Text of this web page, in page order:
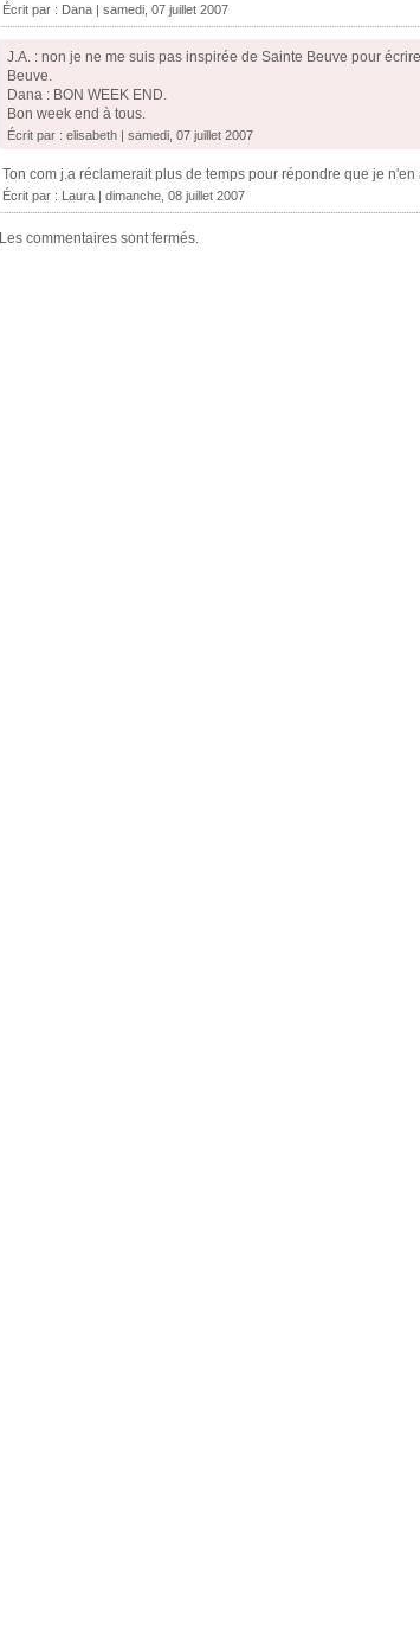
Écrit par : Dana | samedi, 07 juillet 2007
J.A. : non je ne me suis pas inspirée de Sainte Beuve pour
Beuve.
Dana : BON WEEK END.
Bon week end à tous.
Écrit par : elisabeth | samedi, 07 juillet 2007
Ton com j.a réclamerait plus de temps pour répondre que je
Écrit par : Laura | dimanche, 08 juillet 2007
Les commentaires sont fermés.